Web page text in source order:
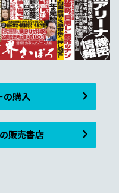
の購入
販売書店